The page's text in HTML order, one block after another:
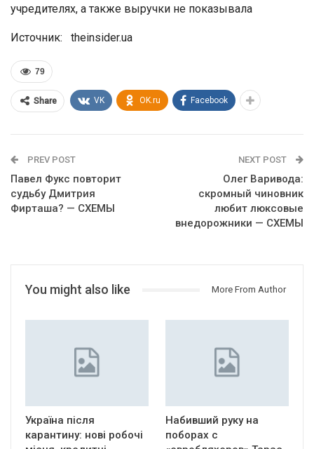
учредителях, а также выручки не показывала
Источник: theinsider.ua
79
Share VK OK.ru Facebook
PREV POST
Павел Фукс повторит
судьбу Дмитрия
Фирташа? — СХЕМЫ
NEXT POST
Олег Варивода:
скромный чиновник
любит люксовые
внедорожники — СХЕМЫ
You might also like More From Author
Україна після
карантину: нові робочі
Набивший руку на
поборах с